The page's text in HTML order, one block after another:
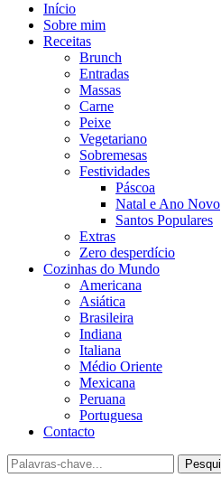
Início
Sobre mim
Receitas
Brunch
Entradas
Massas
Carne
Peixe
Vegetariano
Sobremesas
Festividades
Páscoa
Natal e Ano Novo
Santos Populares
Extras
Zero desperdício
Cozinhas do Mundo
Americana
Asiática
Brasileira
Indiana
Italiana
Médio Oriente
Mexicana
Peruana
Portuguesa
Contacto